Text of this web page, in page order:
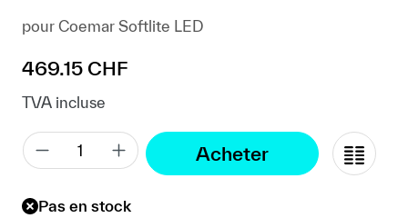
pour Coemar Softlite LED
Prix régulier :
469.15 CHF
TVA incluse
Acheter
Pas en stock